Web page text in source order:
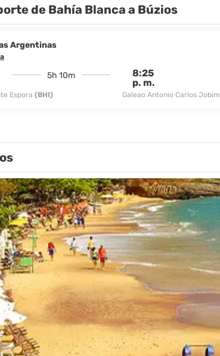
de Bahía Blanca a Búzios
Argentinas
Espora (BHI)
5h 10m
8:25
p. m.
Galeao Antonio Carlos Jobim